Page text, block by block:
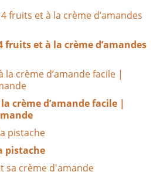
fruits et à la crème d’amandes
crème d’amande facile |
pistache